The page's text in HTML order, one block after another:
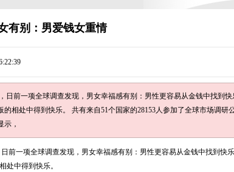
有别：男爱钱女重情
日前一项全球调查发现，男女幸福感有别：男性更容易从金钱中找到
相处中得到快乐。 共有来自51个国家的28153人参加了全球市场调研
示，
前一项全球调查发现，男女幸福感有别：男性更容易从金钱中找到快
处中得到快乐。